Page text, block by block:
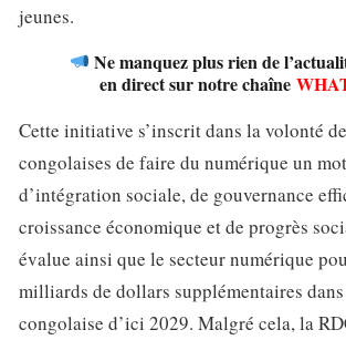
jeunes.
Ne manquez plus rien de
en direct sur notre chaîne
Cette initiative s’inscrit dans la volonté
congolaises de faire du numérique un
d’intégration sociale, de gouvernance
croissance économique et de progrès
évalue ainsi que le secteur numérique
milliards de dollars supplémentaires
congolaise d’ici 2029. Malgré cela, la